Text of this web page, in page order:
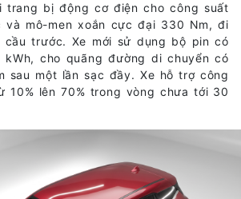
trang bị động cơ điện cho công suất
mô-men xoắn cực đại 330 Nm, đi
cầu trước. Xe mới sử dụng bộ pin có
kWh, cho quãng đường di chuyển có
sau một lần sạc đầy. Xe hỗ trợ công
10% lên 70% trong vòng chưa tới 30